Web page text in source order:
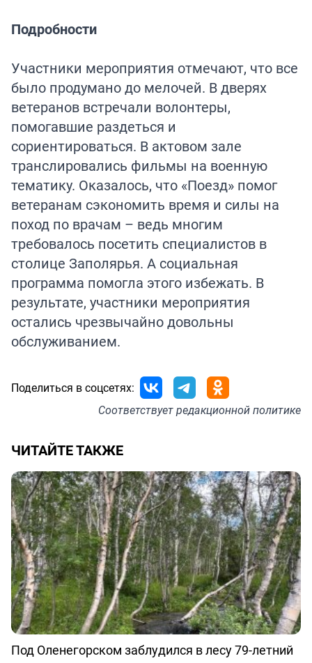
Подробности
Участники мероприятия отмечают, что все
было продумано до мелочей. В дверях
ветеранов встречали волонтеры,
помогавшие раздеться и
сориентироваться. В актовом зале
транслировались фильмы на военную
тематику. Оказалось, что «Поезд» помог
ветеранам сэкономить время и силы на
поход по врачам – ведь многим
требовалось посетить специалистов в
столице Заполярья. А социальная
программа помогла этого избежать. В
результате, участники мероприятия
остались чрезвычайно довольны
обслуживанием.
Поделиться в соцсетях:
Соответствуетредакционной политике
ЧИТАЙТЕ ТАКЖЕ
Под Оленегорском заблудился в лесу 79-летний